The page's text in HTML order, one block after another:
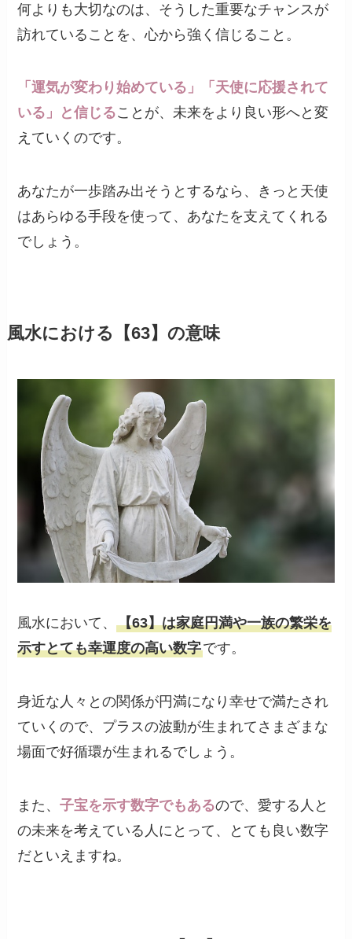
何よりも大切なのは、そうした重要なチャンスが
訪れていることを、心から強く信じること。
「運気が変わり始めている」「天使に応援されて
いる」と信じることが、未来をより良い形へと変
えていくのです。
あなたが一歩踏み出そうとするなら、きっと天使
はあらゆる手段を使って、あなたを支えてくれる
でしょう。
風水における【63】の意味
風水において、【63】は家庭円満や一族の繁栄を
示すとても幸運度の高い数字です。
身近な人々との関係が円満になり幸せで満たされ
ていくので、プラスの波動が生まれてさまざまな
場面で好循環が生まれるでしょう。
また、子宝を示す数字でもあるので、愛する人と
の未来を考えている人にとって、とても良い数字
だといえますね。